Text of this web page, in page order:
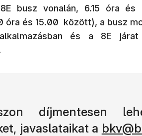
busz vonalán, 6.15 óra
óra és 15.00 között), a busz
alkalmazásban és a 8E
díjmentesen
javaslataikat a (új